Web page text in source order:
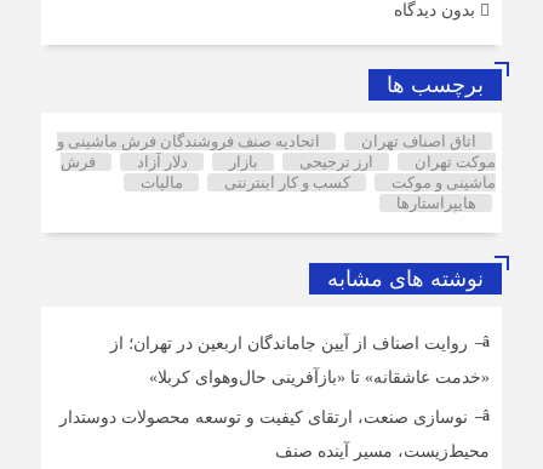
بدون دیدگاه
برچسب ها
اتاق اصناف تهران
اتحادیه صنف فروشندگان فرش ماشینی و
موکت تهران
ارز ترجیحی بازار دلار آزاد
فرش
ماشینی و موکت
کسب و کار اینترنتی
مالیات
هایپراستارها
نوشته های مشابه
روایت اصناف از آیین جاماندگان اربعین در تهران؛ از
«خدمت عاشقانه» تا «بازآفرینی حال‌وهوای کربلا»
نوسازی صنعت، ارتقای کیفیت و توسعه محصولات دوستدار
محیط‌زیست، مسیر آینده صنف